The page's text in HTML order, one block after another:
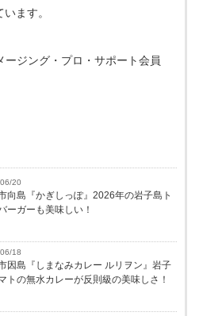
ます。
ージング・プロ・サポート会員
20
向島『かぎしっぽ』2026年の岩子島ト
ーガーも美味しい！
18
因島『しまなみカレー ルリヲン』岩子
トの無水カレーが反則級の美味しさ！